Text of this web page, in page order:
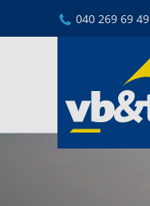
040 269 69 49